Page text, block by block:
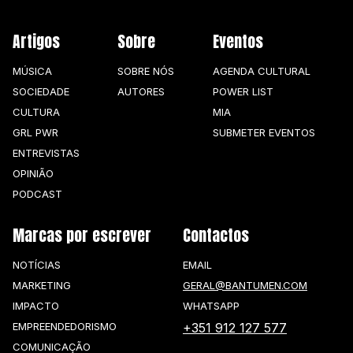
Artigos
MÚSICA
SOCIEDADE
CULTURA
GRL PWR
ENTREVISTAS
OPINIÃO
PODCAST
Sobre
SOBRE NÓS
AUTORES
Eventos
AGENDA CULTURAL
POWER LIST
MIA
SUBMETER EVENTOS
Marcas por escrever
NOTÍCIAS
MARKETING
IMPACTO
EMPREENDEDORISMO
COMUNICAÇÃO
Contactos
EMAIL
GERAL@BANTUMEN.COM
WHATSAPP
+351 912 127 577